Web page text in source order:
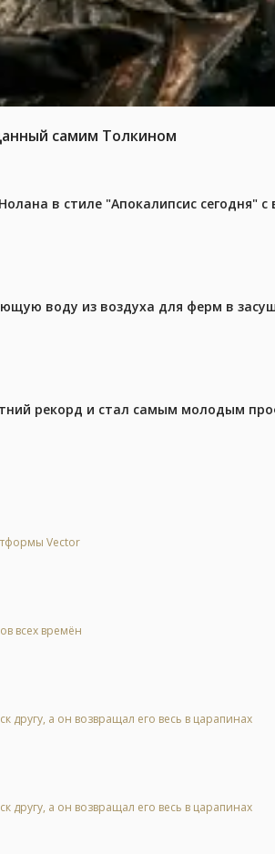
самим Толкином
в стиле "Апокалипсис сегодня"
воду из воздуха для ферм в
рекорд и стал самым молодым
Vector
всех времён
другу, а он возвращал его весь в царапинах
другу, а он возвращал его весь в царапинах